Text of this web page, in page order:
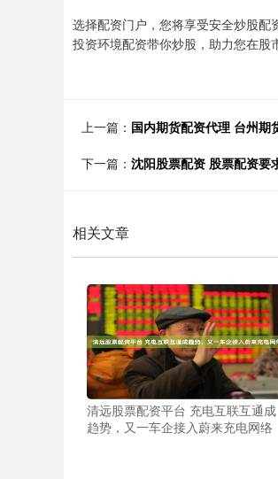
选择配资门户，您将享受安全炒股
投资环境配资带你炒股，助力您在股
上一篇： 国内期货配资代理 台州期
下一篇： 沈阳股票配资 股票配资要
相关文章
清远股票配资平台 充电互联互通成
趋势，又一车企接入蔚来充电网络